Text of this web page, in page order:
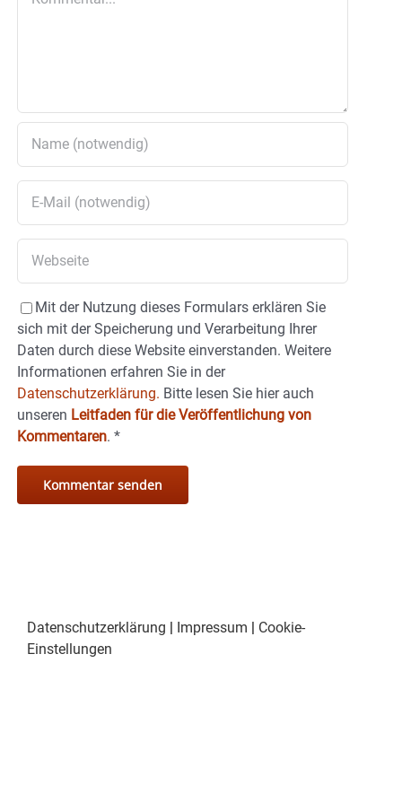
Mit der Nutzung dieses Formulars erklären Sie
sich mit der Speicherung und Verarbeitung Ihrer
Daten durch diese Website einverstanden. Weitere
Informationen erfahren Sie in der
Datenschutzerklärung. Bitte lesen Sie hier auch
unseren Leitfaden für die Veröffentlichung von
Kommentaren. *
Datenschutzerklärung | Impressum | Cookie-
Einstellungen